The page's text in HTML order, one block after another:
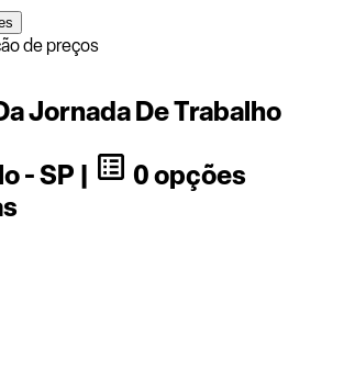
de preços
Jornada De Trabalho
- SP |
0 opções